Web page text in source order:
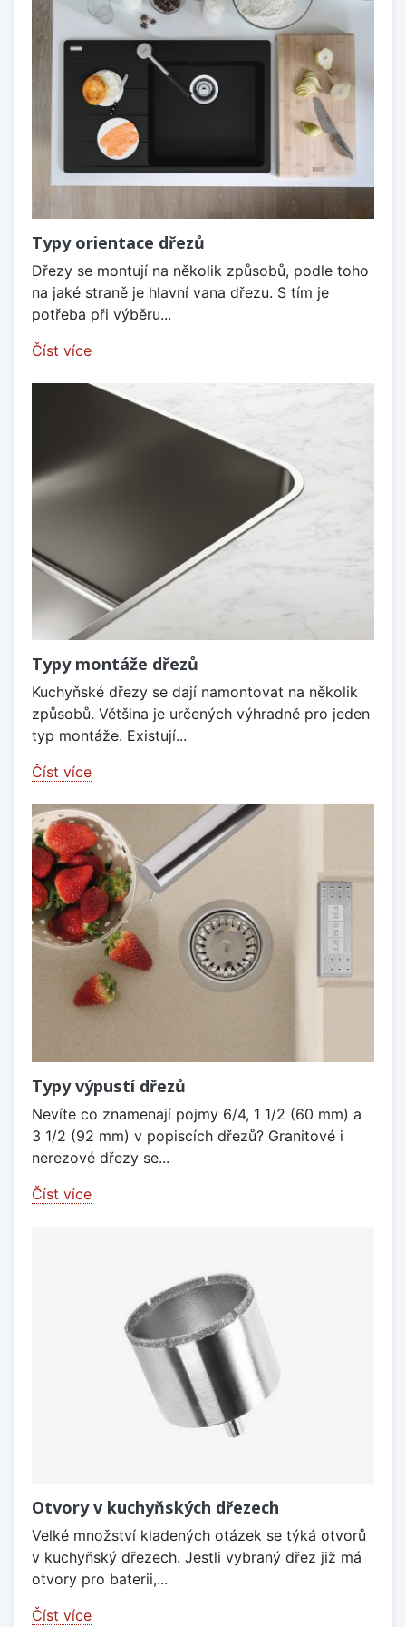
Typy orientace dřezů
Dřezy se montují na několik způsobů, podle toho
na jaké straně je hlavní vana dřezu. S tím je
potřeba při výběru...
Číst více
Typy montáže dřezů
Kuchyňské dřezy se dají namontovat na několik
způsobů. Většina je určených výhradně pro jeden
typ montáže. Existují...
Číst více
Typy výpustí dřezů
Nevíte co znamenají pojmy 6/4, 1 1/2 (60 mm) a
3 1/2 (92 mm) v popiscích dřezů? Granitové i
nerezové dřezy se...
Číst více
Otvory v kuchyňských dřezech
Velké množství kladených otázek se týká otvorů
v kuchyňský dřezech. Jestli vybraný dřez již má
otvory pro baterii,...
Číst více